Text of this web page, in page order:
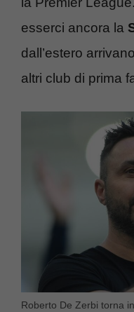
esserci ancora la
dall’estero
altri club di prima
Roberto De Zerbi torna